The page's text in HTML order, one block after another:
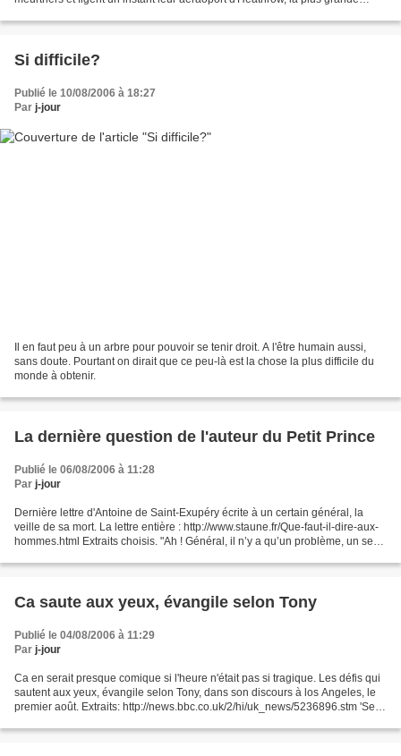
Si difficile?
Publié le 10/08/2006 à 18:27
Par j-jour
Il en faut peu à un arbre pour pouvoir se tenir droit. A l'être humain aussi,
sans doute. Pourtant on dirait que ce peu-là est la chose la plus difficile du
monde à obtenir.
La dernière question de l'auteur du Petit Prince
Publié le 06/08/2006 à 11:28
Par j-jour
Dernière lettre d'Antoine de Saint-Exupéry écrite à un certain général, la
veille de sa mort. La lettre entière : http://www.staune.fr/Que-faut-il-dire-aux-
hommes.html Extraits choisis. "Ah ! Général, il n’y a qu’un problème, un seul
Ca saute aux yeux, évangile selon Tony
Publié le 04/08/2006 à 11:29
Par j-jour
Ca en serait presque comique si l'heure n'était pas si tragique. Les défis qui
sautent aux yeux, évangile selon Tony, dans son discours à los Angeles, le
premier août. Extraits: http://news.bbc.co.uk/2/hi/uk_news/5236896.stm 'Self-